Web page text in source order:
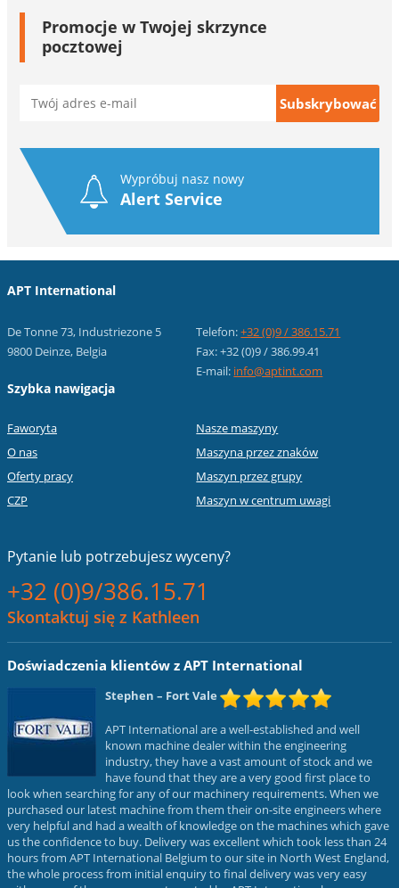
Promocje w Twojej skrzynce
pocztowej
Wypróbuj nasz nowy
Alert Service
APT International
De Tonne 73, Industriezone 5
9800 Deinze, Belgia
Telefon:+32 (0)9 / 386.15.71
Fax: +32 (0)9 / 386.99.41
E-mail: info@aptint.com
Szybka nawigacja
Faworyta
O nas
Oferty pracy
CZP
Nasze maszyny
Maszyna przez znaków
Maszyn przez grupy
Maszyn w centrum uwagi
Pytanie lub potrzebujesz wyceny?
+32 (0)9/386.15.71
Skontaktuj się z Kathleen
Doświadczenia klientów z APT International
Stephen – Fort Vale
APT International are a well-established and well
known machine dealer within the engineering
industry, they have a vast amount of stock and we
have found that they are a very good first place to
look when searching for any of our machinery requirements. When we
purchased our latest machine from them their on-site engineers where
very helpful and had a wealth of knowledge on the machines which gave
us the confidence to buy. Delivery was excellent which took less than 24
hours from APT International Belgium to our site in North West England,
the whole process from initial enquiry to final delivery was very easy